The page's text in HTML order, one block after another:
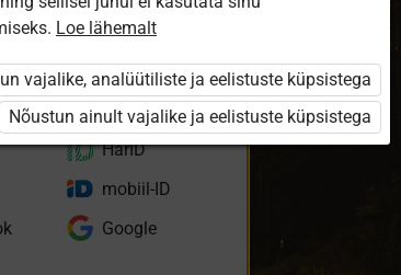
Opiqusse
Stuudium
HarID
mobiil-ID
Google
Loe lähemalt
vajalike, analüütiliste ja eelistuste küpsistega
Nõustun ainult vajalike ja eelistuste küpsistega